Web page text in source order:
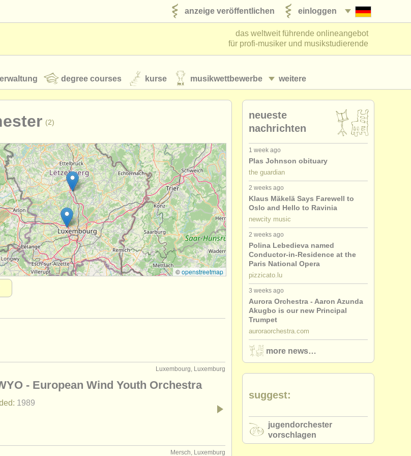
einloggen
anzeige veröffentlichen
das weltweit führende onlineangebot
für profi-musiker und musikstudierende
weitere
degree courses kurse musikwettbewerbe
in der klassischen musik
ATSfaq einloggen
(2)
©openstreetmap
Luxembourg, Luxemburg
- European Wind Youth Orchestra
1989
Mersch, Luxemburg
neueste
nachrichten
1 week ago
Plas Johnson obituary
the guardian
2 weeks ago
Klaus Mäkelä Says Farewell to
Oslo and Hello to Ravinia
newcity music
2 weeks ago
Polina Lebedieva named
Conductor-in-Residence at the
Paris National Opera
pizzicato.lu
3 weeks ago
Aurora Orchestra - Aaron Azunda
Akugbo is our new Principal
Trumpet
auroraorchestra.com
more news…
suggest:
jugendorchester
vorschlagen